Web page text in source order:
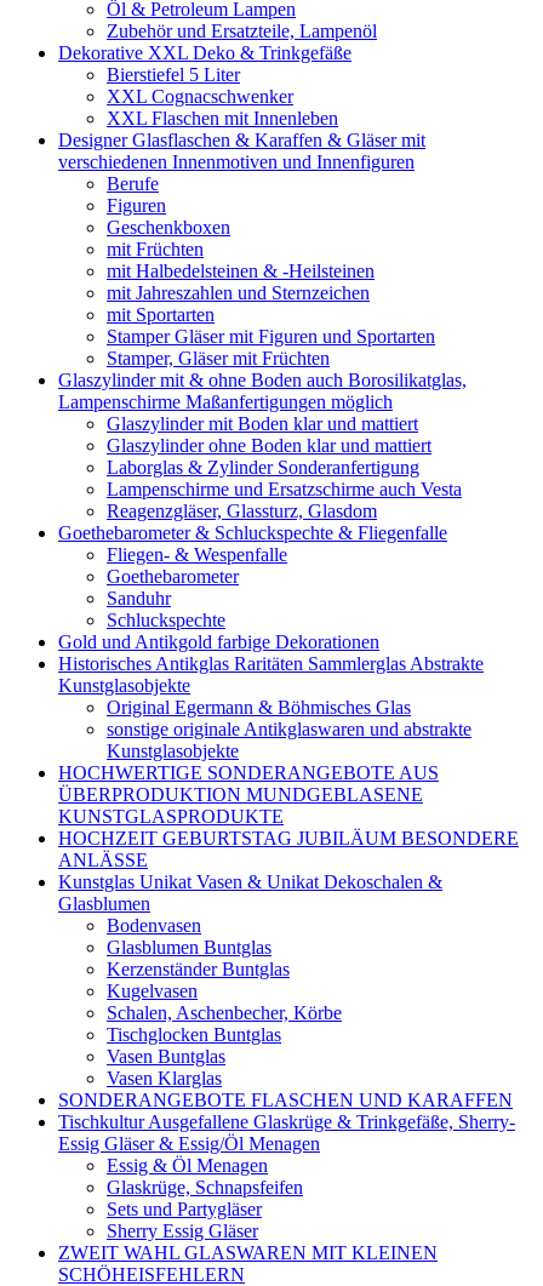
Öl & Petroleum Lampen
Zubehör und Ersatzteile, Lampenöl
Dekorative XXL Deko & Trinkgefäße
Bierstiefel 5 Liter
XXL Cognacschwenker
XXL Flaschen mit Innenleben
Designer Glasflaschen & Karaffen & Gläser mit
verschiedenen Innenmotiven und Innenfiguren
Berufe
Figuren
Geschenkboxen
mit Früchten
mit Halbedelsteinen & -Heilsteinen
mit Jahreszahlen und Sternzeichen
mit Sportarten
Stamper Gläser mit Figuren und Sportarten
Stamper, Gläser mit Früchten
Glaszylinder mit & ohne Boden auch Borosilikatglas,
Lampenschirme Maßanfertigungen möglich
Glaszylinder mit Boden klar und mattiert
Glaszylinder ohne Boden klar und mattiert
Laborglas & Zylinder Sonderanfertigung
Lampenschirme und Ersatzschirme auch Vesta
Reagenzgläser, Glassturz, Glasdom
Goethebarometer & Schluckspechte & Fliegenfalle
Fliegen- & Wespenfalle
Goethebarometer
Sanduhr
Schluckspechte
Gold und Antikgold farbige Dekorationen
Historisches Antikglas Raritäten Sammlerglas Abstrakte
Kunstglasobjekte
Original Egermann & Böhmisches Glas
sonstige originale Antikglaswaren und abstrakte
Kunstglasobjekte
HOCHWERTIGE SONDERANGEBOTE AUS
ÜBERPRODUKTION MUNDGEBLASENE
KUNSTGLASPRODUKTE
HOCHZEIT GEBURTSTAG JUBILÄUM BESONDERE
ANLÄSSE
Kunstglas Unikat Vasen & Unikat Dekoschalen &
Glasblumen
Bodenvasen
Glasblumen Buntglas
Kerzenständer Buntglas
Kugelvasen
Schalen, Aschenbecher, Körbe
Tischglocken Buntglas
Vasen Buntglas
Vasen Klarglas
SONDERANGEBOTE FLASCHEN UND KARAFFEN
Tischkultur Ausgefallene Glaskrüge & Trinkgefäße, Sherry-
Essig Gläser & Essig/Öl Menagen
Essig & Öl Menagen
Glaskrüge, Schnapsfeifen
Sets und Partygläser
Sherry Essig Gläser
ZWEIT WAHL GLASWAREN MIT KLEINEN
SCHÖHEISFEHLERN